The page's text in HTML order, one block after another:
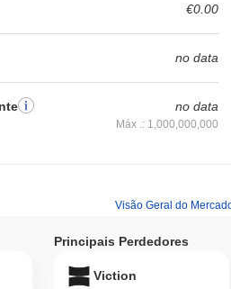
€0.00
no data
no data
Máx .: 1,000,000,000
Visão Geral do
Principais Perdedores
Viction